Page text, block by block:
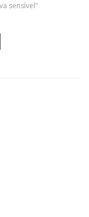
sensível"